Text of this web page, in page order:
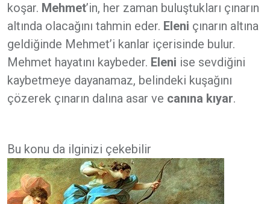
koşar. Mehmet’in, her zaman buluştukları çınarın
altında olacağını tahmin eder. Eleni çınarın altına
geldiğinde Mehmet’i kanlar içerisinde bulur.
Mehmet hayatını kaybeder. Eleni ise sevdiğini
kaybetmeye dayanamaz, belindeki kuşağını
çözerek çınarın dalına asar ve canına kıyar.
Bu konu da ilginizi çekebilir